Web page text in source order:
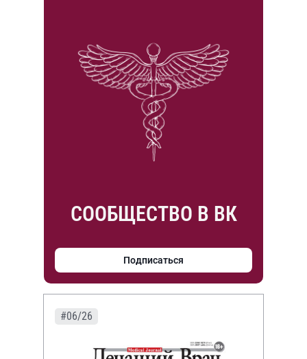
СООБЩЕСТВО В ВК
Подписаться
#06/26